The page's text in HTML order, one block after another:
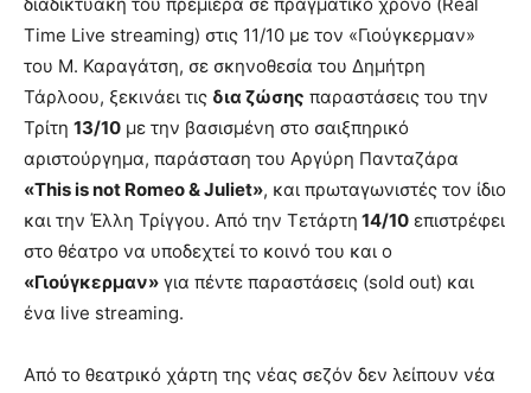
Τime Live streaming) στις 11/10 με τον «Γιούγκερμαν»
του Μ. Καραγάτση, σε σκηνοθεσία του Δημήτρη
Τάρλοου, ξεκινάει τις δια ζώσης παραστάσεις του την
Τρίτη 13/10 με την βασισμένη στο σαιξπηρικό
αριστούργημα, παράσταση του Αργύρη Πανταζάρα
«This is not Romeo & Juliet», και πρωταγωνιστές τον ίδιο
και την Έλλη Τρίγγου. Από την Τετάρτη 14/10 επιστρέφει
στο θέατρο να υποδεχτεί το κοινό του και ο
«Γιούγκερμαν» για πέντε παραστάσεις (sold out) και
ένα live streaming.
Από το θεατρικό χάρτη της νέας σεζόν δεν λείπουν νέα